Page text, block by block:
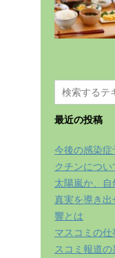
最近の投稿
今後の感染
クチンにつ
太陽嵐か、
真実を導き
響とは
マスコミの
スコミ報道